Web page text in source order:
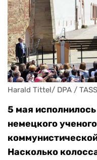
Harald Tittel/ DPA / TASS
5 мая
немецкого
Насколько